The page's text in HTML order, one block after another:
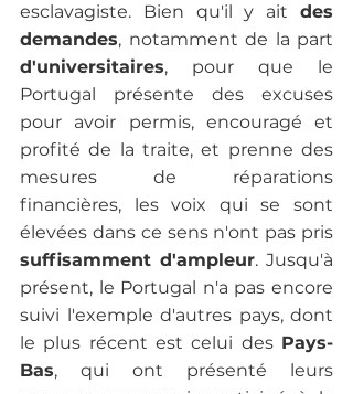
esclavagiste. Bien qu'il y ait des
demandes
d'universitaires, pour que le
Portugal présente des excuses
pour avoir permis, encouragé et
profité de la traite, et prenne des
mesures de réparations
financières, les voix qui se sont
suffisamment d'ampleur. Jusqu'à
présent, le Portugal n'a pas encore
suivi l'exemple d'autres pays, dont
le plus récent est celui des Pays-
Bas, qui ont présenté leurs